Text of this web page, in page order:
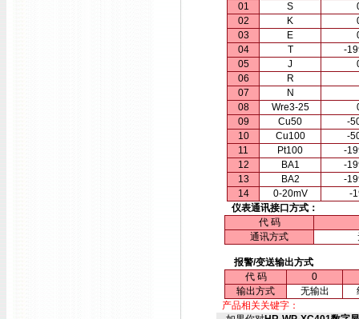
01
S
02
K
03
E
04
T
-
05
J
06
R
07
N
08
Wre3-25
09
Cu50
-
10
Cu100
-
11
Pt100
-
12
BA1
-
13
BA2
-
14
0-20mV
-
仪表通讯接口方式：
代 码
通讯方式
报警/变送输出方式
代 码
0
输出方式
无输出
产品相关关键字：